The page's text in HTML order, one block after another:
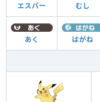
エスパー むし
あく はがね